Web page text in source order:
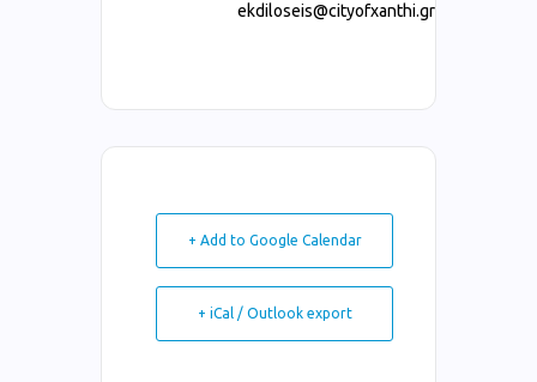
ekdiloseis@cityofxanthi.gr
+ Add to Google Calendar
+ iCal / Outlook export